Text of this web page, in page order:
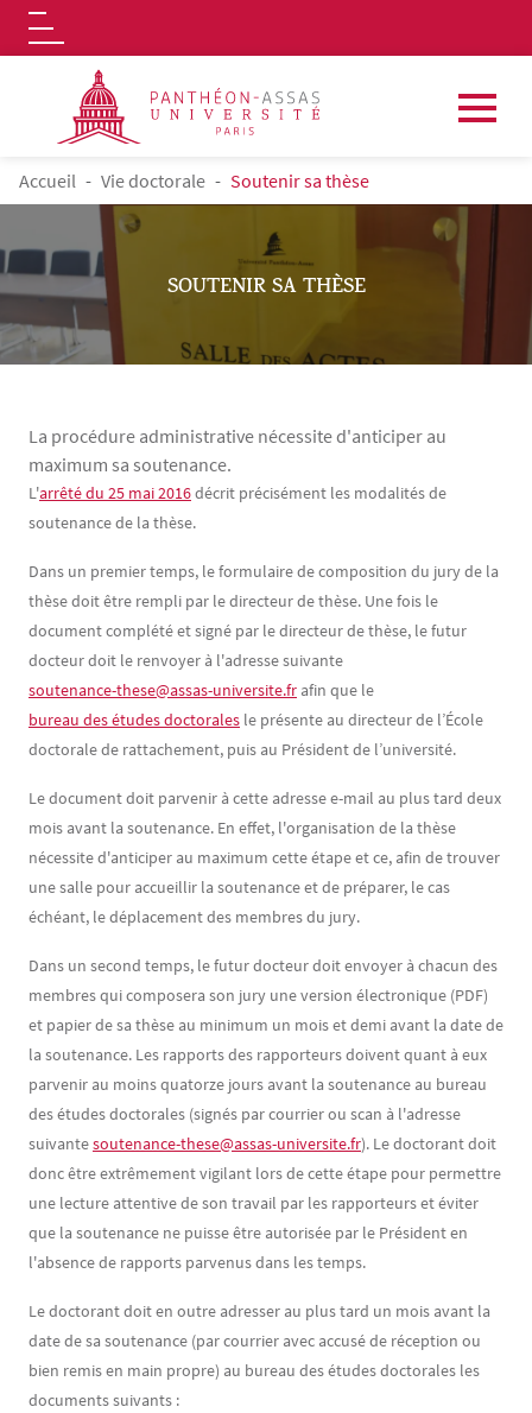
Aller au contenu principal
Logo
FIL D'ARIANE
Accueil Vie doctorale Soutenir sa thèse
SOUTENIR SA THÈSE
La procédure administrative nécessite d'anticiper au
maximum sa soutenance.
Contenu
Texte
L'arrêté du 25 mai 2016décrit précisément les modalités de
soutenance de la thèse.
Dans un premier temps, le formulaire de composition du jury de la
thèse doit être rempli par le directeur de thèse. Une fois le
document complété et signé par le directeur de thèse, le futur
docteur doit le renvoyer à l'adresse suivante
soutenance-these@assas-universite.fr afin que le
bureau des études doctorales le présente au directeur de l’École
doctorale de rattachement, puis au Président de l’université.
Le document doit parvenir à cette adresse e-mail au plus tard deux
mois avant la soutenance. En effet, l'organisation de la thèse
nécessite d'anticiper au maximum cette étape et ce, afin de trouver
une salle pour accueillir la soutenance et de préparer, le cas
échéant, le déplacement des membres du jury.
Dans un second temps, le futur docteur doit envoyer à chacun des
membres qui composera son jury une version électronique (PDF)
et papier de sa thèse au minimum un mois et demi avant la date de
la soutenance. Les rapports des rapporteurs doivent quant à eux
parvenir au moins quatorze jours avant la soutenance au bureau
des études doctorales (signés par courrier ou scan à l'adresse
suivantesoutenance-these@assas-universite.fr). Le doctorant doit
donc être extrêmement vigilant lors de cette étape pour permettre
une lecture attentive de son travail par les rapporteurs et éviter
que la soutenance ne puisse être autorisée par le Président en
l'absence de rapports parvenus dans les temps.
Le doctorant doit en outre adresser au plus tard un mois avant la
date de sa soutenance (par courrier avec accusé de réception ou
bien remis en main propre) au bureau des études doctorales les
documents suivants :